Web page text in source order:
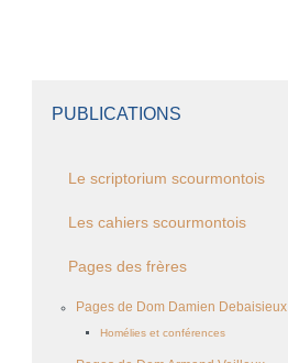
PUBLICATIONS
Le scriptorium scourmontois
Les cahiers scourmontois
Pages des frères
Pages de Dom Damien Debaisieux
Homélies et conférences